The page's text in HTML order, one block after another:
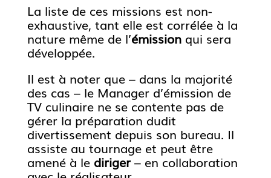
La liste de ces missions est non-
exhaustive, tant elle est corrélée à la
nature même de l’émissionqui sera
développée.
Il est à noter que – dans la majorité
des cas – le Manager d’émission de
TV culinaire ne se contente pas de
gérer la préparation dudit
divertissement depuis son bureau. Il
assiste au tournage et peut être
amené à le diriger– en collaboration